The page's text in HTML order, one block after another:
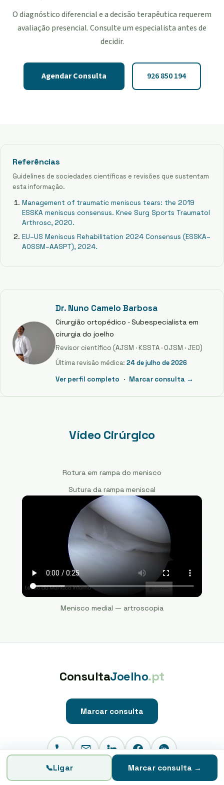
O diagnóstico diferencial e a decisão terapêutica requerem
avaliação presencial. Consulte um especialista antes de
decidir.
Agendar Consulta 926 850 194
Referências
Guidelines de sociedades científicas e revisões que sustentam
esta informação.
Management of traumatic meniscus tears: the 2019
ESSKA meniscus consensus. Knee Surg Sports Traumatol
Arthrosc, 2020.
EU–US Meniscus Rehabilitation 2024 Consensus (ESSKA–
AOSSM–AASPT), 2024.
Dr. Nuno Camelo Barbosa
Cirurgião ortopédico · Subespecialista em
cirurgia do joelho
Revisor científico (AJSM · KSSTA · OJSM · JEO)
Última revisão médica: 24 de julho de 2026
Ver perfil completo · Marcar consulta →
Vídeo Cirúrgico
Rotura em rampa do menisco
Sutura da rampa meniscal
Menisco medial — artroscopia
ConsultaJoelho.pt
Marcar consulta
📞Ligar Marcar consulta →